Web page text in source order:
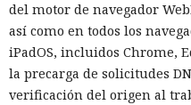
del motor de navegador
así como en todos los
iPadOS, incluidos Chrome,
la precarga de solicitudes
verificación del origen al